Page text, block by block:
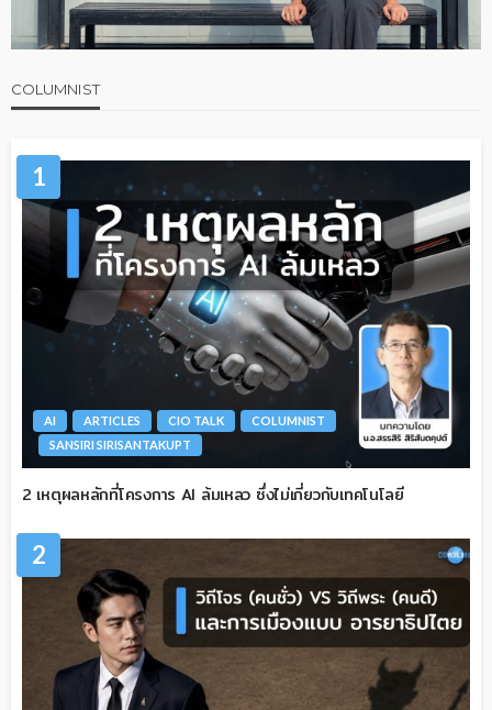
COLUMNIST
1
AI ARTICLES CIO TALK
COLUMNIST
SANSIRI SIRISANTAKUPT
2 เหตุผลหลักที่โครงการ AI ล้มเหลว ซึ่งไม่เกี่ยวกับเทคโนโลยี
2